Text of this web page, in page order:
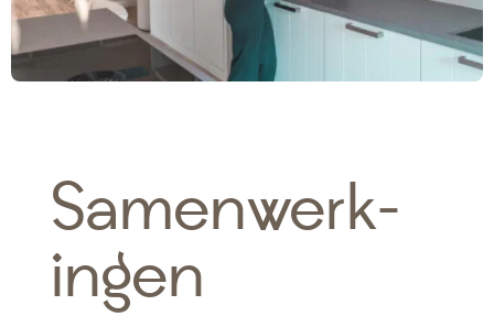
Samen­­werk­­
ingen